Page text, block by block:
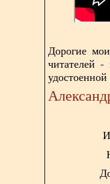
Дорогие
читателей